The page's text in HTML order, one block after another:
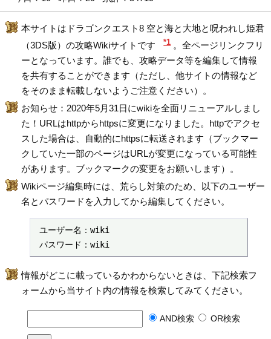
本サイトはドラゴンクエスト8 空と海と大地と呪われし姫君
（3DS版）の攻略Wikiサイトです
*1 。全ページリンクフリ
ーとなっています。誰でも、攻略データ等を編集して情報
を共有することができます（ただし、他サイトの情報など
をそのまま転載しないようご注意ください）。
お知らせ：2020年5月31日にwikiを全面リニューアルしまし
た！URLはhttpからhttpsに変更になりました。httpでアクセ
スした場合は、自動的にhttpsに転送されます（ブックマー
クしていた一部のページはURLが変更になっている可能性
があります。ブックマークの変更をお願いします）。
Wikiページ編集時には、荒らし対策のため、以下のユーザー
名とパスワードを入力してから編集してください。
ユーザー名：wiki
パスワード：wiki
情報がどこに載っているかわからないときは、下記検索フ
ォームから当サイト内の情報を検索してみてください。
AND検索 OR検索